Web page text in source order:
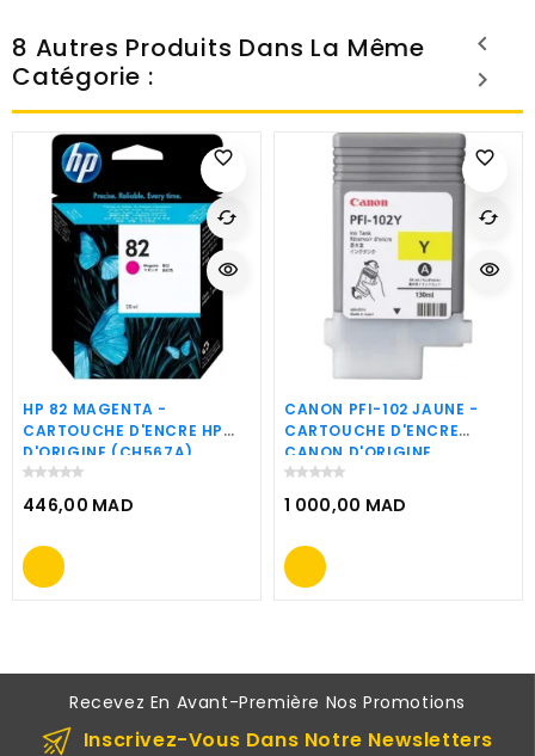
8 Autres Produits Dans La Même
Catégorie :
favorite_border
HP 82 MAGENTA -
CARTOUCHE D'ENCRE HP
D'ORIGINE (CH567A)
446,00 MAD
Prix
cached
visibility
favorite_border
CANON PFI-102 JAUNE -
CARTOUCHE D'ENCRE
CANON D'ORIGINE
(0898B001AA)
1 000,00 MAD
Prix
cached
visibility
Recevez En Avant-Première Nos Promotions
Inscrivez-Vous Dans Notre Newsletters